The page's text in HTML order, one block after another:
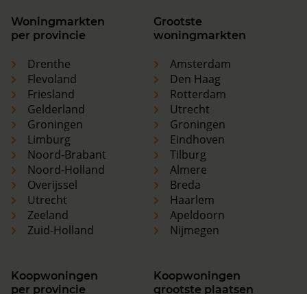
Woningmarkten
per provincie
Drenthe
Flevoland
Friesland
Gelderland
Groningen
Limburg
Noord-Brabant
Noord-Holland
Overijssel
Utrecht
Zeeland
Zuid-Holland
Grootste
woningmarkten
Amsterdam
Den Haag
Rotterdam
Utrecht
Groningen
Eindhoven
Tilburg
Almere
Breda
Haarlem
Apeldoorn
Nijmegen
Koopwoningen
per provincie
Koopwoningen
grootste plaatsen